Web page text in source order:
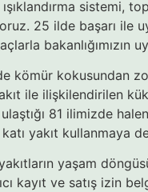
25 ilde başarı ile
bakanlığımızın
kokusundan
ile
81 ilimizde halen
yakıt kullanmaya
yaşam
kayıt ve satış izin